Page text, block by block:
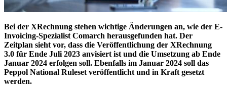
Bei der XRechnung stehen wichtige Änderungen an, wie der E-
Invoicing-Spezialist Comarch herausgefunden hat. Der
Zeitplan sieht vor, dass die Veröffentlichung der XRechnung
3.0 für Ende Juli 2023 anvisiert ist und die Umsetzung ab Ende
Januar 2024 erfolgen soll. Ebenfalls im Januar 2024 soll das
Peppol National Ruleset veröffentlicht und in Kraft gesetzt
werden.